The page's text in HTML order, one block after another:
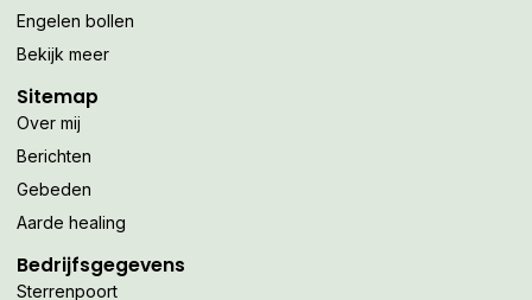
Engelen bollen
Bekijk meer
Sitemap
Over mij
Berichten
Gebeden
Aarde healing
Bedrijfsgegevens
Sterrenpoort